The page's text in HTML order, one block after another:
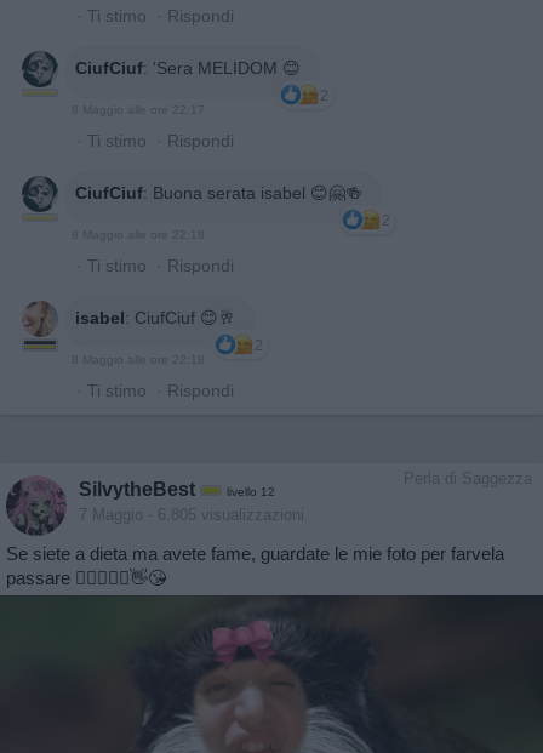
· Ti stimo · Rispondi
CiufCiuf: 'Sera MELIDOM 😊
2
8 Maggio alle ore 22:17
· Ti stimo · Rispondi
CiufCiuf: Buona serata isabel 😊🤗🍻
2
8 Maggio alle ore 22:18
· Ti stimo · Rispondi
isabel: CiufCiuf 😊🥂
2
8 Maggio alle ore 22:18
· Ti stimo · Rispondi
Perla di Saggezza
SilvytheBest livello 12
7 Maggio - 6.805 visualizzazioni
Se siete a dieta ma avete fame, guardate le mie foto per farvela
passare 🧘‍♀️🙋🏻‍♀️👋😘